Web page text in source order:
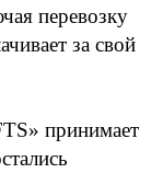
перевозку
за свой
принимает